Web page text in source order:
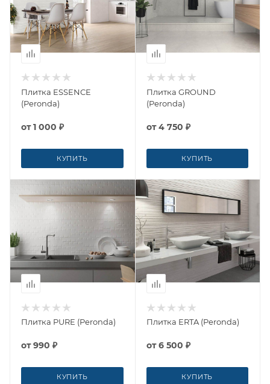
Плитка ESSENCE
(Peronda)
от1 000 ₽
КУПИТЬ
Плитка GROUND
(Peronda)
от4 750 ₽
КУПИТЬ
Плитка PURE (Peronda)
от990 ₽
КУПИТЬ
Плитка ERTA (Peronda)
от6 500 ₽
КУПИТЬ